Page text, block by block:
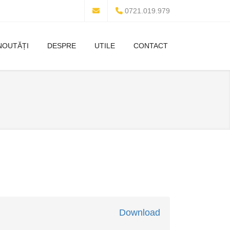
0721.019.979
DESPRE UTILE CONTACT
Download